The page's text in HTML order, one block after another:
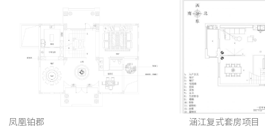
凤凰铂郡 涵江复式套房项目